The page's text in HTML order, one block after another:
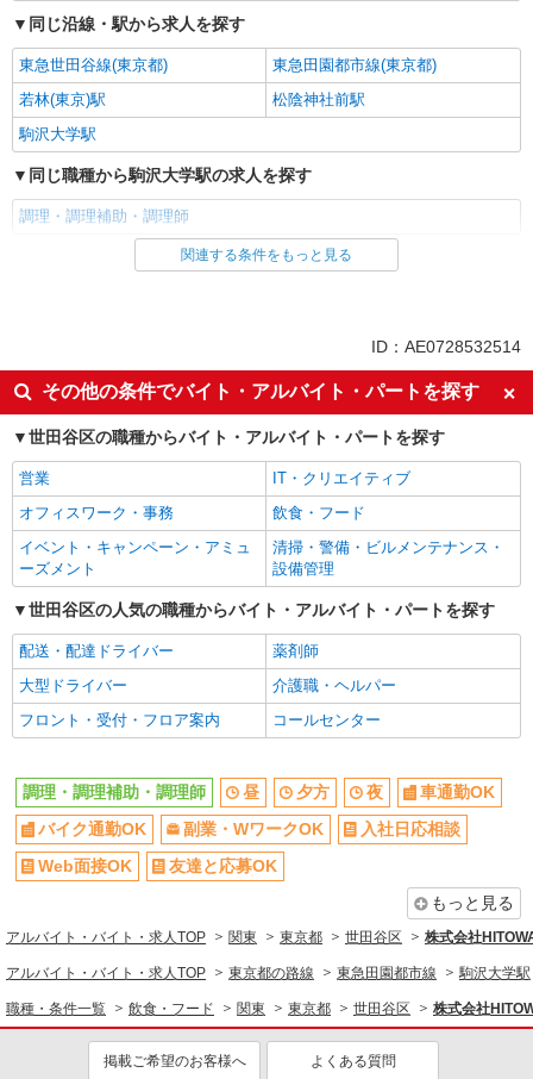
同じ沿線・駅から求人を探す
東急世田谷線(東京都)
東急田園都市線(東京都)
若林(東京)駅
松陰神社前駅
駒沢大学駅
同じ職種から駒沢大学駅の求人を探す
調理・調理補助・調理師
同じ雇用形態から駒沢大学駅の求人を探す
昼
夕方
夜
車通勤OK
バイク通勤OK
副業・WワークOK
入社日応相談
Web面接OK
友達と応募OK
職場見学OKまたは説明会あり
未経験歓迎
経験者・有資格者歓迎
新卒・第二新卒歓迎
女性活躍中
主婦・主夫歓迎
フリーター歓迎
学歴不問
ブランクOK
ミドル（40代～）活躍中
エルダー（50代～）活躍中
シニア（60代～）活躍中
ボーナス・賞与あり
時間や曜日が選べる・シフト自由
禁煙・分煙
交通費支給
社会保険あり
家賃補助・住宅手当有
まかない・食事補助
退職金・財形貯蓄制度あり
各種手当（家族・役職・インセン
社割・特典あり
社員登用あり
同じ職種から求人を探す
関連する条件をもっと見る
ID：AE0728532514
その他の条件でバイト・アルバイト・パートを探す
世田谷区の職種からバイト・アルバイト・パートを探す
営業
IT・クリエイティブ
オフィスワーク・事務
飲食・フード
イベント・キャンペーン・アミュ
ーズメント
清掃・警備・ビルメンテナンス・
設備管理
世田谷区の人気の職種からバイト・アルバイト・パートを探す
配送・配達ドライバー
薬剤師
大型ドライバー
介護職・ヘルパー
フロント・受付・フロア案内
コールセンター
調理・調理補助・調理師 昼 夕方 夜
車通勤OK
バイク通勤OK
副業・WワークOK
入社日応相談
Web面接OK
友達と応募OK
もっと見る
アルバイト・バイト・求人TOP 関東 東京都 世田谷区 株式会社
アルバイト・バイト・求人TOP 東京都の路線 東急田園都市線 駒沢大学駅
職種・条件一覧 飲食・フード 関東 東京都 世田谷区 株式会社
掲載ご希望のお客様へ よくある質問